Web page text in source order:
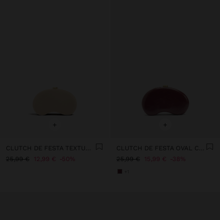
+
25,99 €
12,99 € 50%
+
25,99 €
15,99 € 38%